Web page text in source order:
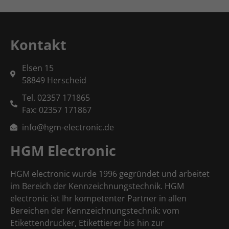
Kontakt
Elsen 15
58849 Herscheid
Tel. 02357 171865
Fax: 02357 171867
info@hgm-electronic.de
HGM Electronic
HGM electronic wurde 1996 gegründet und arbeitet
im Bereich der Kennzeichnungstechnik. HGM
electronic ist Ihr kompetenter Partner in allen
Bereichen der Kennzeichnungstechnik: vom
Etikettendrucker, Etikettierer bis hin zur
Datenschutzeinstellungen
Essenzielle Cookies ermöglichen grundlegende Funktionen und sind für die
einwandfreie Funktion der Website erforderlich.
Externe Medien (2)
Inhalte von Videoplattformen und Social-Media-Plattformen werden
standardmäßig blockiert. Wenn Cookies von externen Medien akzeptiert
Cookie-Informationen anzeigen
powered by Borlabs Cookie